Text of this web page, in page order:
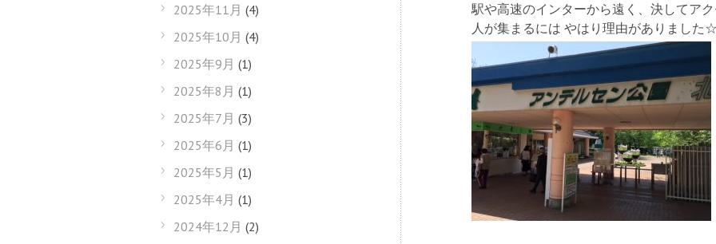
駅や高速のインターから遠く、決してア
人が集まるには やはり理由がありました
2025年11月 (4)
2025年10月 (4)
2025年9月 (1)
2025年8月 (1)
2025年7月 (3)
2025年6月 (1)
2025年5月 (1)
2025年4月 (1)
2024年12月 (2)